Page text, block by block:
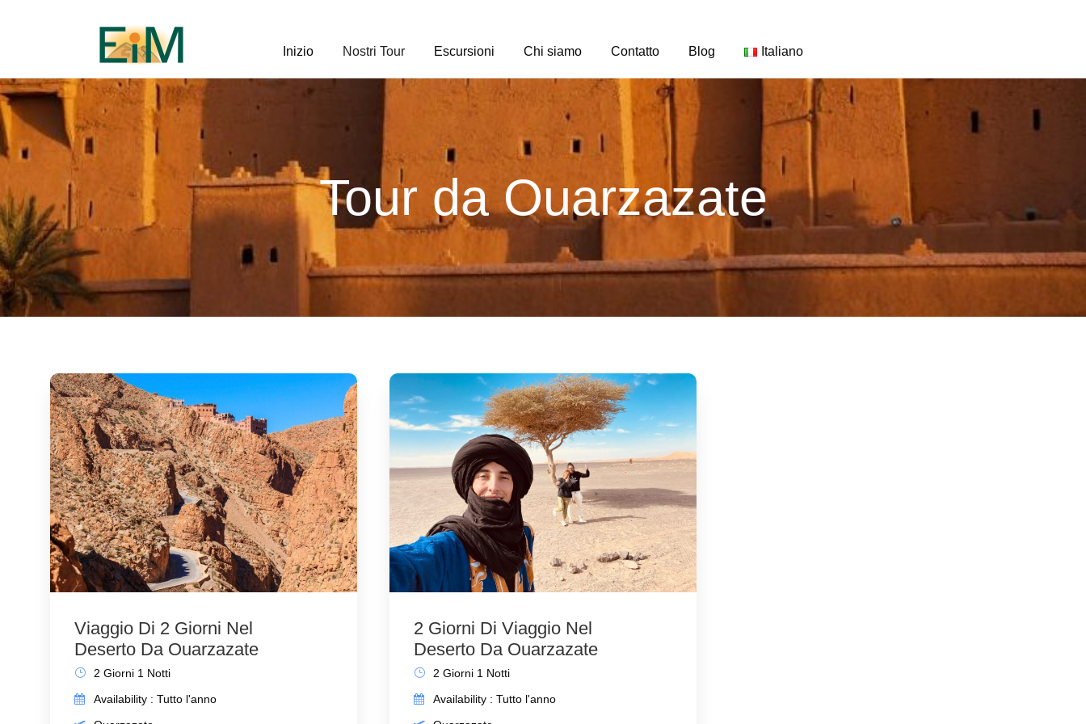
Inizio Nostri Tour Escursioni Chi siamo Contatto Blog Italiano
Tour da Ouarzazate
Viaggio Di 2 Giorni Nel
Deserto Da Ouarzazate
2 Giorni 1 Notti
Availability : Tutto l'anno
2 Giorni Di Viaggio Nel
Deserto Da Ouarzazate
2 Giorni 1 Notti
Availability : Tutto l'anno
Tripadvisor Contatto
T:+212 647-864258
E:contatti@escursioniinmarocco.com
Link utili
Inizio
Nostri Tour
Chi siamo